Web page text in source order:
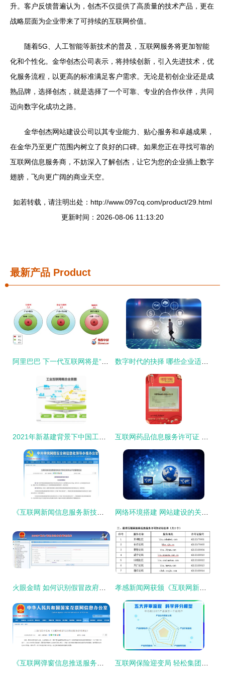
升。客户反馈普遍认为，创杰不仅提供了高质量的技术产品，更在
战略层面为企业带来了可持续的互联网价值。
随着5G、人工智能等新技术的普及，互联网服务将更加智能
化和个性化。金华创杰公司表示，将持续创新，引入先进技术，优
化服务流程，以更高的标准满足客户需求。无论是初创企业还是成
熟品牌，选择创杰，就是选择了一个可靠、专业的合作伙伴，共同
迈向数字化成功之路。
金华创杰网站建设公司以其专业能力、贴心服务和卓越成果，
在金华乃至更广范围内树立了良好的口碑。如果您正在寻找可靠的
互联网信息服务商，不妨深入了解创杰，让它为您的企业插上数字
翅膀，飞向更广阔的商业天空。
如若转载，请注明出处：http://www.097cq.com/product/29.html
更新时间：2026-08-06 11:13:20
最新产品 Product